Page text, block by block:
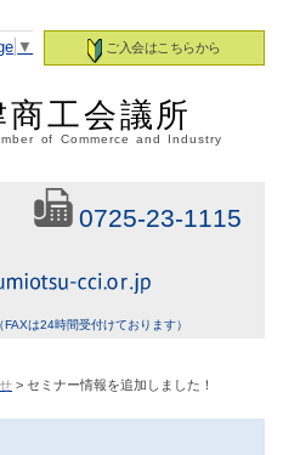
ご入会はこちらから
▼
商工会議所
of Commerce and Industry
0725-23-1115
は24時間受付けております）
> セミナー情報を追加しました！